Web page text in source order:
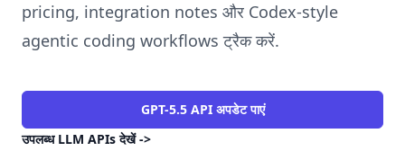
pricing, integration notes और Codex-style
agentic coding workflows ट्रैक करें.
GPT-5.5 API अपडेट पाएं
उपलब्ध LLM APIs देखें ->